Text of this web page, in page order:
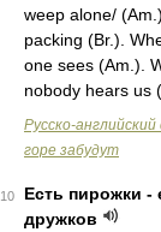
weep alone/ (Am.
packing (Br.).
one sees (Am. ).
nobody hears us (
Русско-
горе забудут
10
Есть пирожки -
дружков